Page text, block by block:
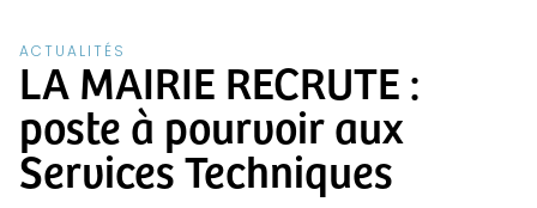
ACTUALITÉS
LA MAIRIE RECRUTE :
poste à pourvoir aux
Services Techniques